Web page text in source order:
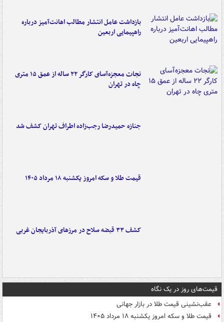
بازداشت عامل انتشار مطالب اهانت‌آمیز درباره
راهپیمایی اربعین
نجات معجزه‌آسای کارگر ۲۲ ساله از عمق ۱۵ متری
چاه در تهران
جنازه حمیدرضا رجب‌زاده اطراف تهران کشف شد
قیمت طلا و سکه امروز یکشنبه ۱۸ مرداد ۱۴۰۵
کشف ۳۳ قبضه سلاح در مرزهای آذربایجان غربی
قیمت‌های روز در یک نگاه
عقب‌نشینی قیمت طلا در بازار جهانی
قیمت طلا و سکه امروز یکشنبه ۱۸ مرداد ۱۴۰۵